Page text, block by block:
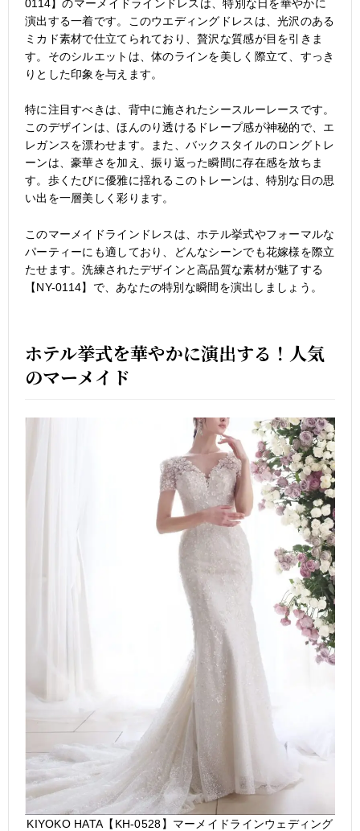
0114】のマーメイドラインドレスは、特別な日を華やかに
演出する一着です。このウエディングドレスは、光沢のある
ミカド素材で仕立てられており、贅沢な質感が目を引きま
す。そのシルエットは、体のラインを美しく際立て、すっき
りとした印象を与えます。
特に注目すべきは、背中に施されたシースルーレースです。
このデザインは、ほんのり透けるドレープ感が神秘的で、エ
レガンスを漂わせます。また、バックスタイルのロングトレ
ーンは、豪華さを加え、振り返った瞬間に存在感を放ちま
す。歩くたびに優雅に揺れるこのトレーンは、特別な日の思
い出を一層美しく彩ります。
このマーメイドラインドレスは、ホテル挙式やフォーマルな
パーティーにも適しており、どんなシーンでも花嫁様を際立
たせます。洗練されたデザインと高品質な素材が魅了する
【NY-0114】で、あなたの特別な瞬間を演出しましょう。
ホテル挙式を華やかに演出する！人気
のマーメイド
KIYOKO HATA【KH-0528】マーメイドラインウェディング